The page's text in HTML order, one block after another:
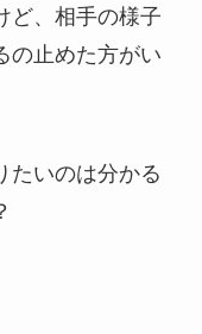
ど、相手の様子
の止めた方がい
たいのは分かる